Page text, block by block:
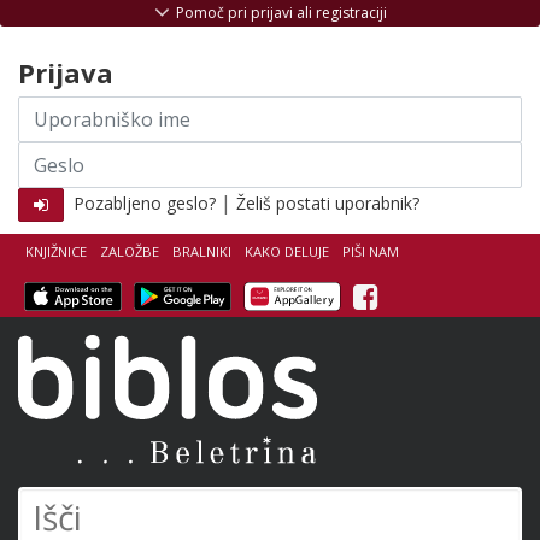
KNJIŽNICE ZALOŽBE BRALNIKI KAKO DELUJE PIŠI NAM
Facebook
Pomoč pri prijavi ali registraciji
Prijava
Uporabniško
ime
Geslo
Pozabljeno geslo? | Želiš postati uporabnik?